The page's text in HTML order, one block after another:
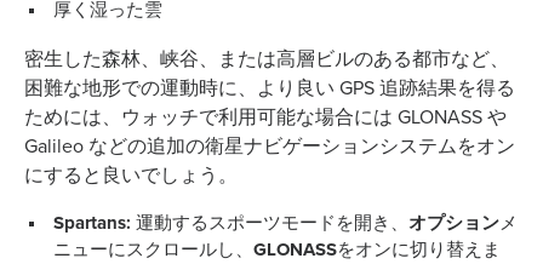
厚く湿った雲
密生した森林、峡谷、または高層ビルのある都市など、
困難な地形での運動時に、より良い GPS 追跡結果を得る
ためには、ウォッチで利用可能な場合には GLONASS や
Galileo などの追加の衛星ナビゲーションシステムをオン
にすると良いでしょう。
Spartans: 運動するスポーツモードを開き、 オプションメ
ニューにスクロールし、 GLONASSをオンに切り替えま